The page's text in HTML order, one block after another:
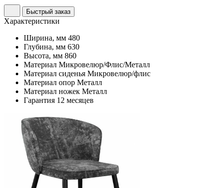
Быстрый заказ
Характеристики
Ширина, мм 480
Глубина, мм 630
Высота, мм 860
Материал Микровелюр/Флис/Металл
Материал сиденья Микровелюр/флис
Материал опор Металл
Материал ножек Металл
Гарантия 12 месяцев